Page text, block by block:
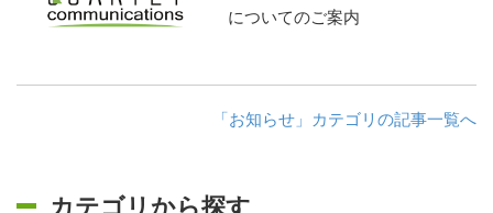
についてのご案内
「お知らせ」カテゴリの記事一覧へ
カテゴリから探す